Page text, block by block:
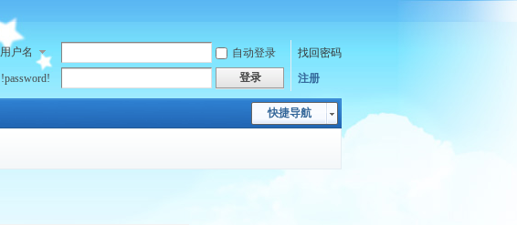
用户名 自动登录
找回密码
!password!
登录 注册
快捷导航